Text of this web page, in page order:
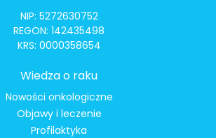
NIP: 5272630752
REGON: 142435498
KRS: 0000358654
Wiedza o raku
Nowości onkologiczne
Objawy i leczenie
Profilaktyka